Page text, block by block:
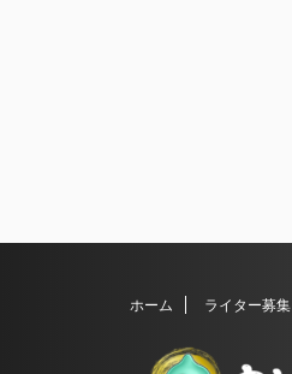
ホーム ライター募集